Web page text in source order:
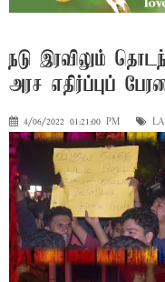
நடு இரவிலும்
அரச எதிர்ப்புப்
4/06/2022 01:21:00 PM